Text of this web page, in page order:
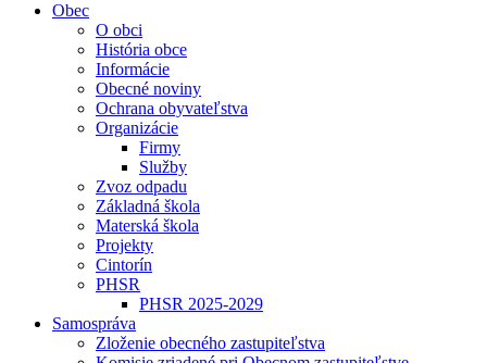
Obec
O obci
História obce
Informácie
Obecné noviny
Ochrana obyvateľstva
Organizácie
Firmy
Služby
Zvoz odpadu
Základná škola
Materská škola
Projekty
Cintorín
PHSR
PHSR 2025-2029
Samospráva
Zloženie obecného zastupiteľstva